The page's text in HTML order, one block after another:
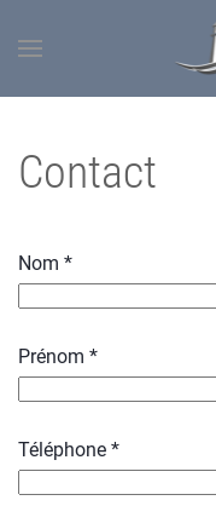
Contact
Nom *
Prénom *
Téléphone *